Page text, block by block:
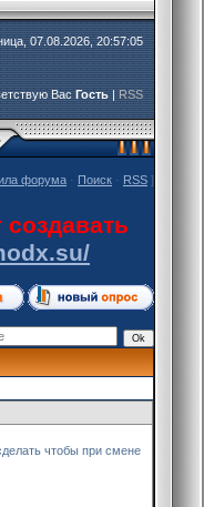
07.08.2026, 20:57:05
Вас Гость|RSS
форума · Поиск · RSS ]
чтобы при смене